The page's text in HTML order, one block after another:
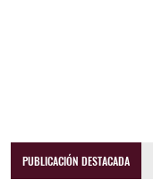
PUBLICACIÓN DESTACADA